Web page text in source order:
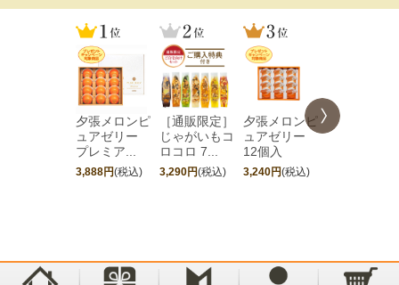
夕張メロンピ
ュアゼリー
プレミア...
3,888円(税込)
［通販限定］
じゃがいもコ
ロコロ 7...
3,290円(税込)
夕張メロンピ
ュアゼリー
12個入
3,240円(税込)
［期間限定
夕張メロン